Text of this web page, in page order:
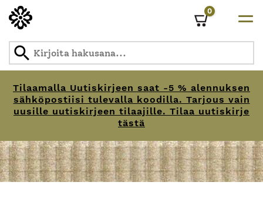
Tilaamalla Uutiskirjeen saat -5 % alennuksen
sähköpostiisi tulevalla koodilla. Tarjous vain
uusille uutiskirjeen tilaajille. Tilaa uutiskirje
tästä
0